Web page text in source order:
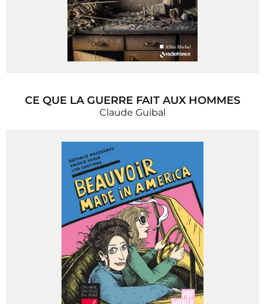
CE QUE LA GUERRE FAIT AUX HOMMES
Claude Guibal